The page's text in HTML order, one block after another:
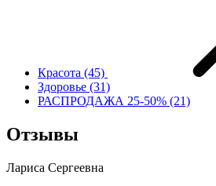
Красота (45)
Здоровье (31)
РАСПРОДАЖА 25-50% (21)
Отзывы
Лариса Сергеевна